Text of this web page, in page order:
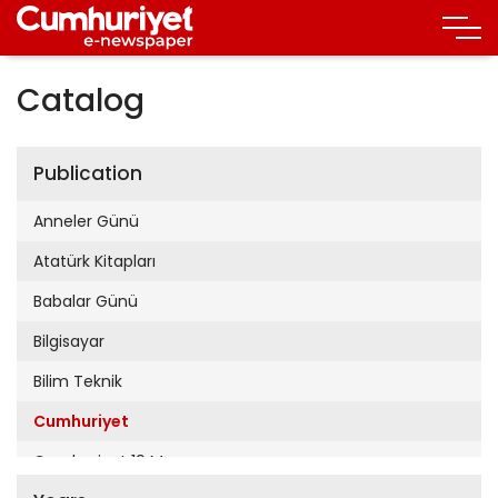
Catalog
Publication
Anneler Günü
Atatürk Kitapları
Babalar Günü
Bilgisayar
Bilim Teknik
Cumhuriyet
Cumhuriyet 19 Mayıs